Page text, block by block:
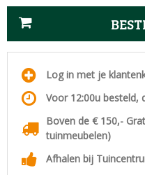
Log in met je
Voor 12:00u besteld,
Boven de € 150,-
tuinmeubelen)
Afhalen bij